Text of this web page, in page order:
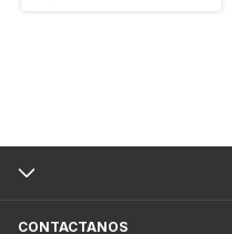
CONTACTANOS